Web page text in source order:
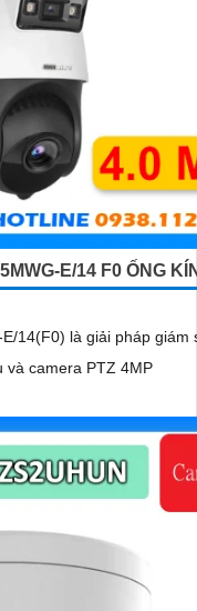
E/14 F0 ỐNG
14(F0) là giải pháp giám
và camera PTZ 4MP